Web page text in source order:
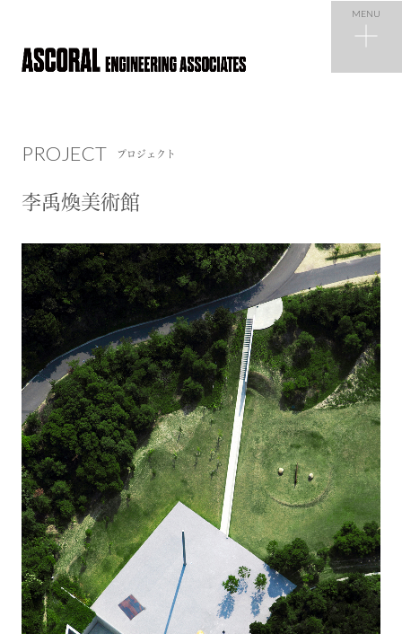
NEWS ニュース
COMPANY 会社概要
RECRUIT 採用情報
CONTACT お問い合わせ
MENU
PROJECT プロジェクト
李禹煥美術館